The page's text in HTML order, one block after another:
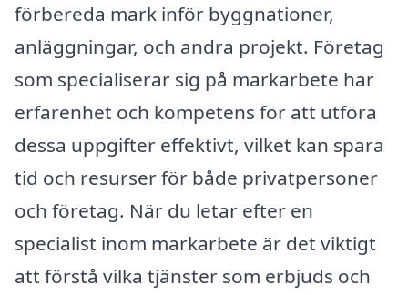
förbereda mark inför byggnationer,
anläggningar, och andra projekt. Företag
som specialiserar sig på markarbete har
erfarenhet och kompetens för att utföra
dessa uppgifter effektivt, vilket kan spara
tid och resurser för både privatpersoner
och företag. När du letar efter en
specialist inom markarbete är det viktigt
att förstå vilka tjänster som erbjuds och